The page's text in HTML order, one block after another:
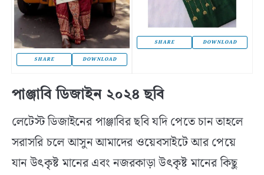
SHARE DOWNLOAD
SHARE DOWNLOAD
পাঞ্জাবি ডিজাইন ২০২৪ ছবি
লেটেস্ট ডিজাইনের পাঞ্জাবির ছবি যদি পেতে চান তাহলে
সরাসরি চলে আসুন আমাদের ওয়েবসাইটে আর পেয়ে
যান উৎকৃষ্ট মানের এবং নজরকাড়া উৎকৃষ্ট মানের কিছু